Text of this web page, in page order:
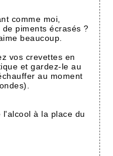
comme moi,
piments écrasés ?
beaucoup.
vos crevettes en
et gardez-le au
au moment
à la place du